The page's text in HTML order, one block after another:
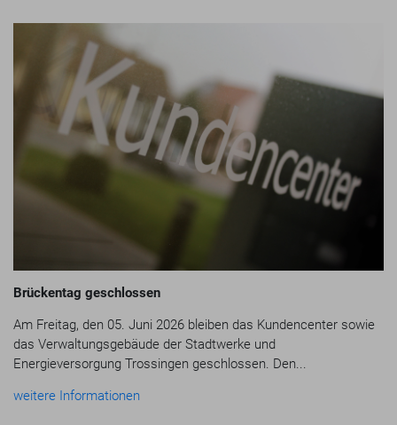
Brückentag geschlossen
Am Freitag, den 05. Juni 2026 bleiben das Kundencenter sowie
das Verwaltungsgebäude der Stadtwerke und
Energieversorgung Trossingen geschlossen. Den...
weitere Informationen